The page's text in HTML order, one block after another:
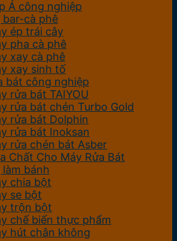
Á công nghiệp
bar-cà phê
ép trái cây
pha cà phê
xay cà phê
xay sinh tố
bát công nghiệp
rửa bát TAIYOU
rửa bát chén Turbo Gold
rửa bát Dolphin
rửa bát Inoksan
rửa chén bát Asber
Chất Cho Máy Rửa Bát
bánh
chia bột
se bột
trộn bột
chế biến thực phẩm
hút chân không